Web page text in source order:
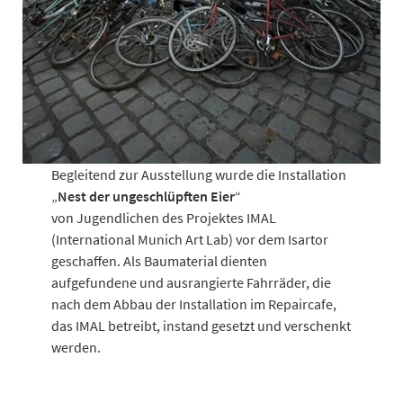
Begleitend zur Ausstellung wurde die Installation
„Nest der ungeschlüpften Eier“
von Jugendlichen des Projektes IMAL
(International Munich Art Lab) vor dem Isartor
geschaffen. Als Baumaterial dienten
aufgefundene und ausrangierte Fahrräder, die
nach dem Abbau der Installation im Repaircafe,
das IMAL betreibt, instand gesetzt und verschenkt
werden.